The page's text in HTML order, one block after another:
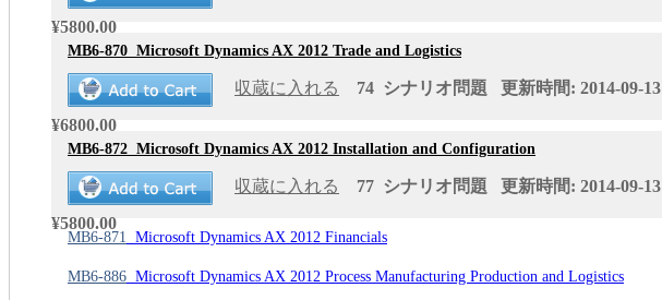
¥5800.00
MB6-870 Microsoft Dynamics AX 2012 Trade and Logistics
収蔵に入れる 74 シナリオ問題 更新時間: 2014-09-13
¥6800.00
MB6-872 Microsoft Dynamics AX 2012 Installation and Configuration
収蔵に入れる 77 シナリオ問題 更新時間: 2014-09-13
¥5800.00
MB6-871 Microsoft Dynamics AX 2012 Financials
MB6-886 Microsoft Dynamics AX 2012 Process Manufacturing Production and Logistics